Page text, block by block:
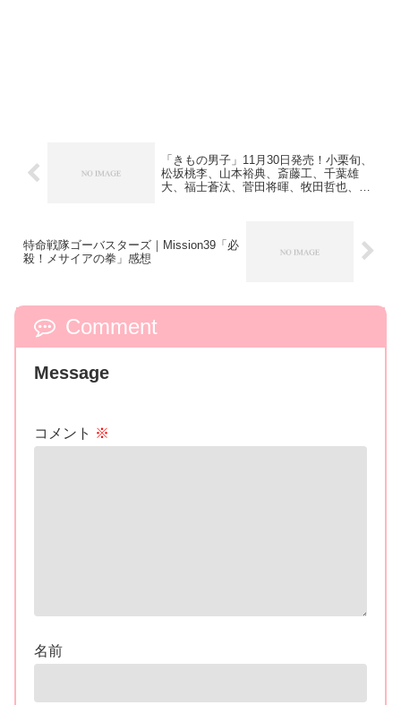
「きもの男子」11月30日発売！小栗旬、
松坂桃李、山本裕典、斎藤工、千葉雄
大、福士蒼汰、菅田将暉、牧田哲也、武
特命戦隊ゴーバスターズ｜Mission39「必
殺！メサイアの拳」感想
Comment
Message
コメント ※
名前